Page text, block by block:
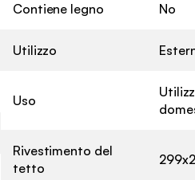
Contiene legno No
Utilizzo
Uso
Rivestimento del
tetto